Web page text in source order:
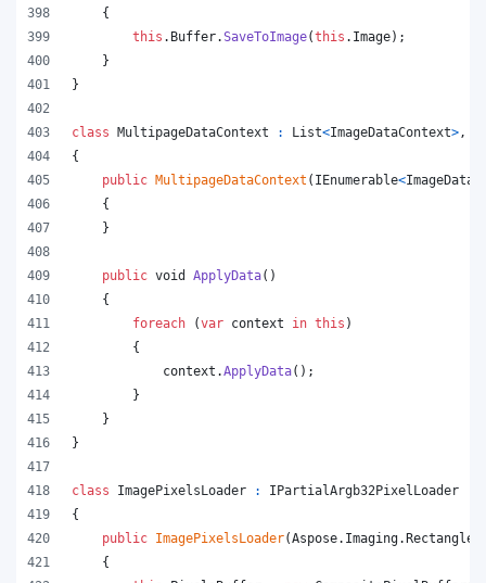
{
this . Buffer.SaveToImage(this . Image) ;
}
}
class MultipageDataContext : List<ImageDataContext> ,
{
public MultipageDataContext ( IEnumerable<
{
}
public void ApplyData( )
{
foreach
(var context in this )
{
context .ApplyData( ) ;
}
}
}
class ImagePixelsLoader :
IPartialArgb32PixelLoader
{
public ImagePixelsLoader(Aspose. Imaging.Rectangle
{